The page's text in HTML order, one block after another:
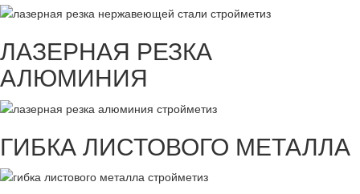
ЛАЗЕРНАЯ РЕЗКА
АЛЮМИНИЯ
ГИБКА ЛИСТОВОГО МЕТАЛЛА